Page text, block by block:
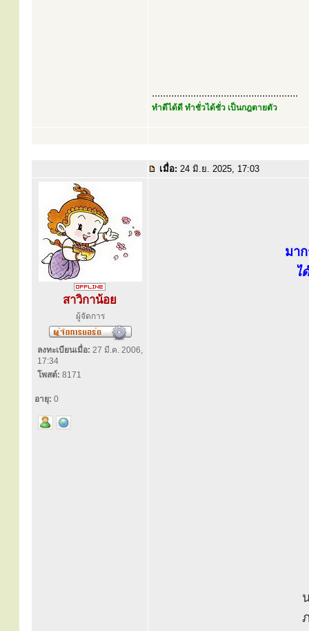
.....................................................
ทำดีได้ดี ทำชั่วได้ชั่ว เป็นกฎตายตัว
เมื่อ: 24 มิ.ย. 2025, 17:03
สาวิกาน้อย
ผู้จัดการ
ลงทะเบียนเมื่อ: 27 มี.ค. 2006,
17:34
โพสต์: 8171
อายุ: 0
มา
ไ